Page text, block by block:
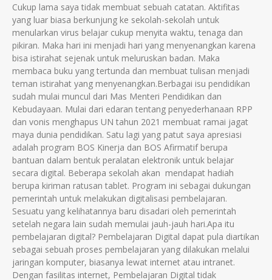
Cukup lama saya tidak membuat sebuah catatan. Aktifitas
yang luar biasa berkunjung ke sekolah-sekolah untuk
menularkan virus belajar cukup menyita waktu, tenaga dan
pikiran. Maka hari ini menjadi hari yang menyenangkan karena
bisa istirahat sejenak untuk meluruskan badan. Maka
membaca buku yang tertunda dan membuat tulisan menjadi
teman istirahat yang menyenangkan.Berbagai isu pendidikan
sudah mulai muncul dari Mas Menteri Pendidikan dan
Kebudayaan. Mulai dari edaran tentang penyederhanaan RPP
dan vonis menghapus UN tahun 2021 membuat ramai jagat
maya dunia pendidikan. Satu lagi yang patut saya apresiasi
adalah program BOS Kinerja dan BOS Afirmatif berupa
bantuan dalam bentuk peralatan elektronik untuk belajar
secara digital. Beberapa sekolah akan mendapat hadiah
berupa kiriman ratusan tablet. Program ini sebagai dukungan
pemerintah untuk melakukan digitalisasi pembelajaran.
Sesuatu yang kelihatannya baru disadari oleh pemerintah
setelah negara lain sudah memulai jauh-jauh hari.Apa itu
pembelajaran digital? Pembelajaran Digital dapat pula diartikan
sebagai sebuah proses pembelajaran yang dilakukan melalui
jaringan komputer, biasanya lewat internet atau intranet.
Dengan fasilitas internet, Pembelajaran Digital tidak